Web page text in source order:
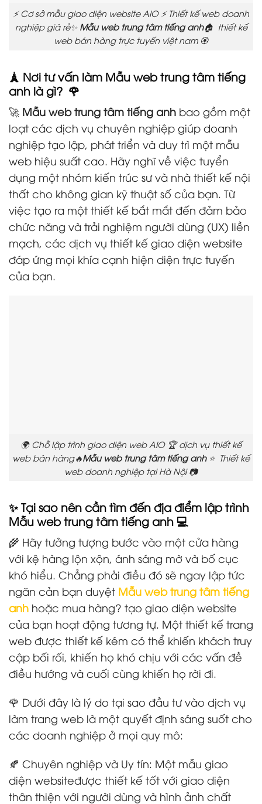
⚡ Cơ sở mẫu giao diện website AIO ⚡ Thiết kế web doanh
nghiệp giá rẻ✨ Mẫu web trung tâm tiếng anh🏠 thiết kế
web bán hàng trực tuyến việt nam 🏵️
🗼 Nơi tư vấn làm Mẫu web trung tâm tiếng
anh là gì? 🌹
🚀 Mẫu web trung tâm tiếng anh bao gồm một
loạt các dịch vụ chuyên nghiệp giúp doanh
nghiệp tạo lập, phát triển và duy trì một mẫu
web hiệu suất cao. Hãy nghĩ về việc tuyển
dụng một nhóm kiến trúc sư và nhà thiết kế nội
thất cho không gian kỹ thuật số của bạn. Từ
việc tạo ra một thiết kế bắt mắt đến đảm bảo
chức năng và trải nghiệm người dùng (UX) liền
mạch, các dịch vụ thiết kế giao diện website
đáp ứng mọi khía cạnh hiện diện trực tuyến
của bạn.
🌍 Chỗ lập trình giao diện web AIO 🏆 dịch vụ thiết kế
web bán hàng🔥Mẫu web trung tâm tiếng anh⭐ Thiết kế
web doanh nghiệp tại Hà Nội 📷
✨ Tại sao nên cần tìm đến địa điểm lập trình
Mẫu web trung tâm tiếng anh 💻
🌾 Hãy tưởng tượng bước vào một cửa hàng
với kệ hàng lộn xộn, ánh sáng mờ và bố cục
khó hiểu. Chẳng phải điều đó sẽ ngay lập tức
ngăn cản bạn duyệt Mẫu web trung tâm tiếng
anh hoặc mua hàng? tạo giao diện website
của bạn hoạt động tương tự. Một thiết kế trang
web được thiết kế kém có thể khiến khách truy
cập bối rối, khiến họ khó chịu với các vấn đề
điều hướng và cuối cùng khiến họ rời đi.
🌹 Dưới đây là lý do tại sao đầu tư vào dịch vụ
làm trang web là một quyết định sáng suốt cho
các doanh nghiệp ở mọi quy mô:
🍂 Chuyên nghiệp và Uy tín: Một mẫu giao
diện websiteđược thiết kế tốt với giao diện
thân thiện với người dùng và hình ảnh chất